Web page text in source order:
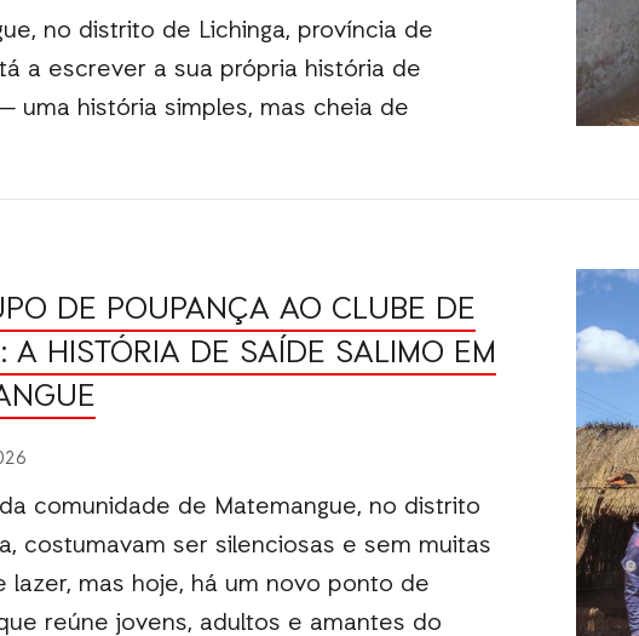
no distrito de Lichinga, província de
a escrever a sua própria história de
uma história simples, mas cheia de
DE POUPANÇA AO CLUBE DE
A HISTÓRIA DE SAÍDE SALIMO EM
comunidade de Matemangue, no distrito
costumavam ser silenciosas e sem muitas
lazer, mas hoje, há um novo ponto de
reúne jovens, adultos e amantes do